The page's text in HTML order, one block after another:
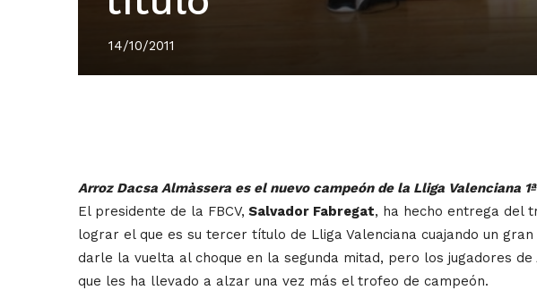
14/10/2011
Arroz Dacsa Almàssera es el nuevo campeón de la Lliga Valenciana
El presidente de la FBCV, Salvador Fabregat, ha hecho entrega del
lograr el que es su tercer título de Lliga Valenciana cuajando un
darle la vuelta al choque en la segunda mitad, pero los jugadores
que les ha llevado a alzar una vez más el trofeo de campeón.